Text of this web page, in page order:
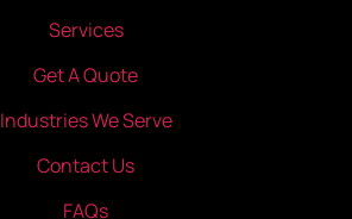
Services
Get A Quote
Industries We Serve
Contact Us
FAQs